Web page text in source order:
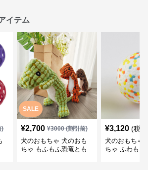
イテム
)
SALE
¥2,700 ¥3000(割引前)
犬のおもちゃ 犬のおも
ちゃ もふもふ恐竜とも
¥3,120 (税
犬のおもちゃ
ちゃ ふわもこ